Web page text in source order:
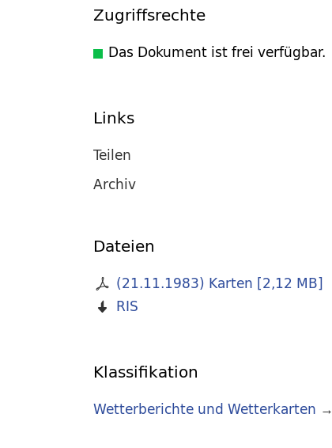
Zugriffsrechte
Das Dokument ist frei verfügbar.
Links
Teilen
Archiv
Dateien
(21.11.1983) Karten [2,12 MB]
RIS
Klassifikation
Wetterberichte und Wetterkarten →